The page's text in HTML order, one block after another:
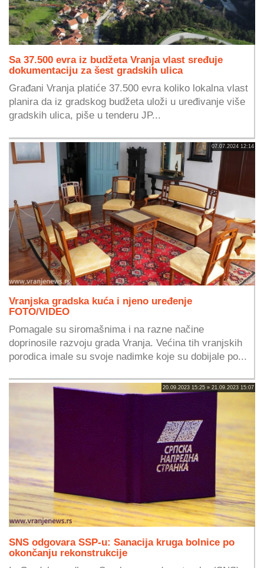
Sa 37.500 evra iz budžeta Vranja vlast sređuje
dokumentaciju za šest gradskih ulica
Građani Vranja platiće 37.500 evra koliko lokalna vlast
planira da iz gradskog budžeta uloži u uređivanje više
gradskih ulica, piše u tenderu JP...
07.07.2024 12:14
Vranjska gradska kuća i njeno uređenje
FOTO/VIDEO
Pomagale su siromašnima i na razne načine
doprinosile razvoju grada Vranja. Većina tih vranjskih
porodica imale su svoje nadimke koje su dobijale po...
20.09.2023 15:25 » 21.09.2023 15:07
SNS odgovara SSP-u: Sanacija kruga bolnice po
okončanju rekonstrukcije